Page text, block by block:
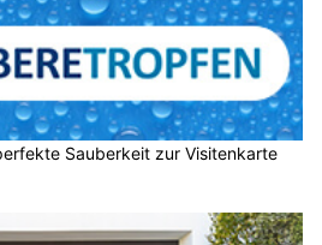
Sauberkeit zur Visitenkarte